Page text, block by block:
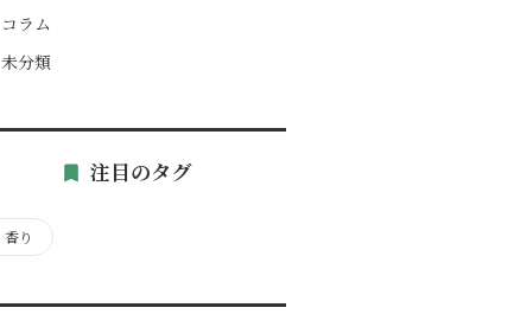
コラム
未分類
注目のタグ
香り